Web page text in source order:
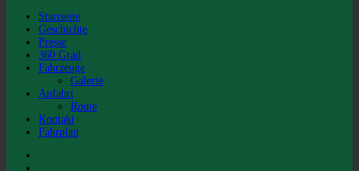
Startseite
Geschichte
Presse
360 Grad
Fahrzeuge
Galerie
Anfahrt
Route
Kontakt
Fahrplan